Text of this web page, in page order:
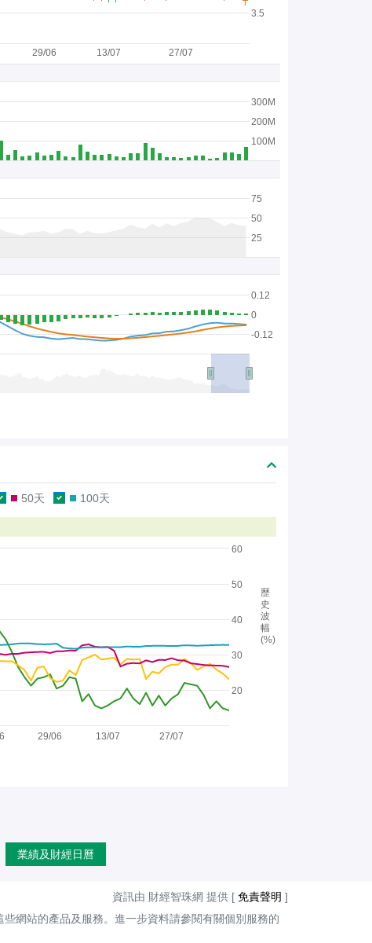
29/06 13/07 27/07
100M
200M
300M
25
50
75
-0.12
0
0.12
3.5
50天 100天
29/06 13/07 27/07
20
30
40
50
60
歷
史
波
幅
(%)
業績及財經日曆
資訊由 財經智珠網 提供 [ 免責聲明 ]
網站的產品及服務。進一步資料請參閱有關個別服務的